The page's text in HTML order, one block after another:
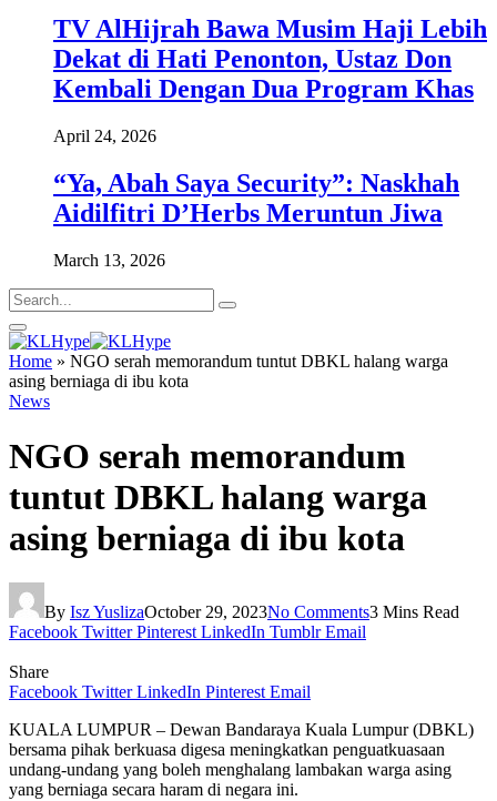
TV AlHijrah Bawa Musim Haji Lebih
Dekat di Hati Penonton, Ustaz Don
Kembali Dengan Dua Program Khas
April 24, 2026
“Ya, Abah Saya Security”: Naskhah
Aidilfitri D’Herbs Meruntun Jiwa
March 13, 2026
Home » NGO serah memorandum tuntut DBKL halang warga
asing berniaga di ibu kota
News
NGO serah memorandum
tuntut DBKL halang warga
asing berniaga di ibu kota
By Isz YuslizaOctober 29, 2023No Comments3 Mins Read
Facebook Twitter Pinterest LinkedIn Tumblr Email
Share
Facebook Twitter LinkedIn Pinterest Email
KUALA LUMPUR – Dewan Bandaraya Kuala Lumpur (DBKL)
bersama pihak berkuasa digesa meningkatkan penguatkuasaan
undang-undang yang boleh menghalang lambakan warga asing
yang berniaga secara haram di negara ini.